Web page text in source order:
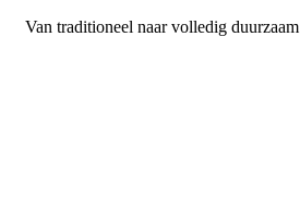
Van traditioneel naar volledig duurzaam